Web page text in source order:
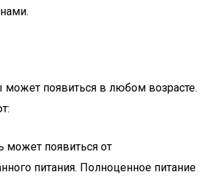
может появиться в любом возрасте.
может появиться от
питания. Полноценное питание